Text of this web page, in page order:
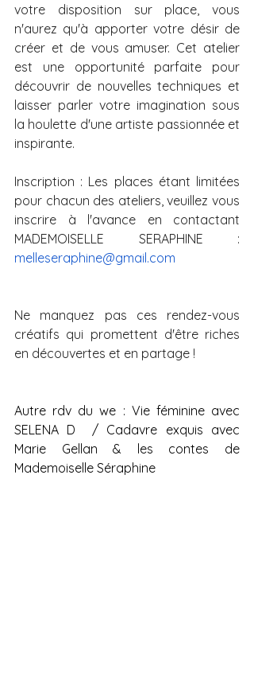
votre disposition sur place, vous
n'aurez qu'à apporter votre désir de
créer et de vous amuser. Cet atelier
est une opportunité parfaite pour
découvrir de nouvelles techniques et
laisser parler votre imagination sous
la houlette d'une artiste passionnée et
inspirante.
Inscription : Les places étant limitées
pour chacun des ateliers, veuillez vous
inscrire à l'avance en contactant
melleseraphine@gmail.com
Ne manquez pas ces rendez-vous
créatifs qui promettent d'être riches
en découvertes et en partage !
Autre rdv du we : Vie féminine avec
SELENA D  / Cadavre exquis avec
Marie Gellan & les contes de
Mademoiselle Séraphine